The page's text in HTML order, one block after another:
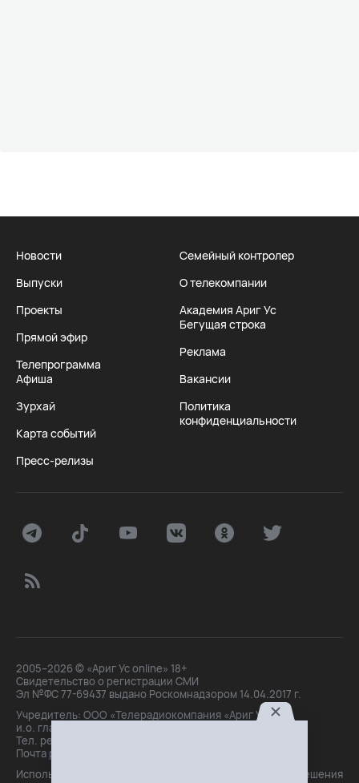
Новости
Выпуски
Проекты
Прямой эфир
Телепрограмма
Афиша
Зурхай
Карта событий
Пресс-релизы
Семейный контролер
О телекомпании
Академия Ариг Ус
Бегущая строка
Реклама
Вакансии
Политика
конфиденциальности
2005–2026 © «Ариг Ус online» 18+
Свидетельство о регистрации СМИ
Эл №ФС 77-69437 выдано Роскомнадзором 14.04.2017 г.
Учредитель: ООО «Телерадиокомпания «Ариг Ус»,
и.о. главного редактора: Маханова О.Б.
Тел. peдakции: +7(3012)21-30-14,
Почта peдakции: editor@arigus.tv
Использование материалов только с письменного разрешения